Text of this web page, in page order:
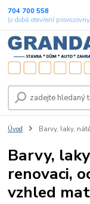
704 700 558
(v době otevření
Úvod Barvy, laky,
Barvy,
renovaci,
vzhled